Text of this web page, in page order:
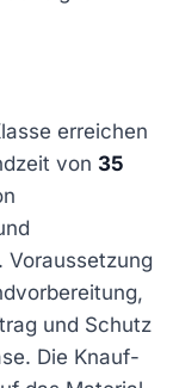
erreichen
von 35
Voraussetzung
und Schutz
Die Knauf-